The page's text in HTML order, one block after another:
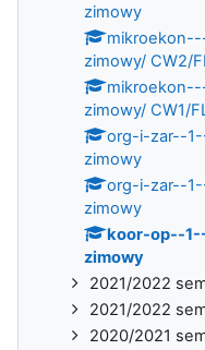
zimowy
zimowy/ CW2/
zimowy/ CW1/
org-i-zar--
zimowy
org-i-zar--
zimowy
koor-op--
zimowy
2021/2022
2021/2022
2020/2021